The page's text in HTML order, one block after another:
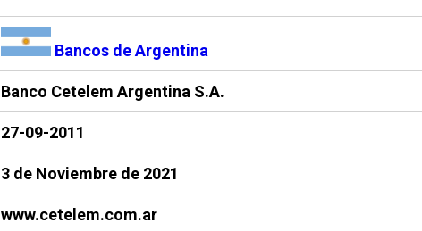
Bancos de Argentina
Banco Cetelem Argentina S.A.
27-09-2011
3 de Noviembre de 2021
www.cetelem.com.ar